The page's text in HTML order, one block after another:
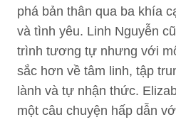
phá bản thân qua ba khía
và tình yêu. Linh Nguyễn
trình tương tự nhưng với
sắc hơn về tâm linh, tập
lành và tự nhận thức.
một câu chuyện hấp dẫn